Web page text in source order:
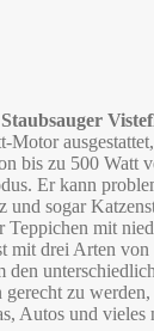
Motor
bis zu 500 Watt
Er kann
und sogar
Teppichen mit
mit drei Arten von
den
zu werden,
Autos und vieles